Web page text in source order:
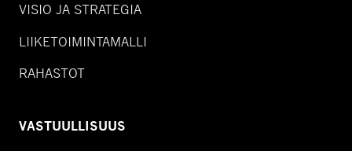
VISIO JA STRATEGIA
LIIKETOIMINTAMALLI
RAHASTOT
VASTUULLISUUS